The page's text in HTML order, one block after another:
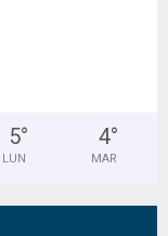
5°
LUN
4°
MAR